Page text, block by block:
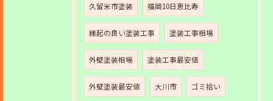
久留米市塗装 福岡10日恵比寿
縁起の良い塗装工事 塗装工事相場
外壁塗装相場 塗装工事最安値
外壁塗装最安値 大川市 ゴミ拾い